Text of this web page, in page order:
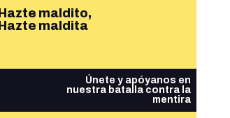
Hazte maldito,
Hazte maldita
Únete y apóyanos en
nuestra batalla contra la
mentira